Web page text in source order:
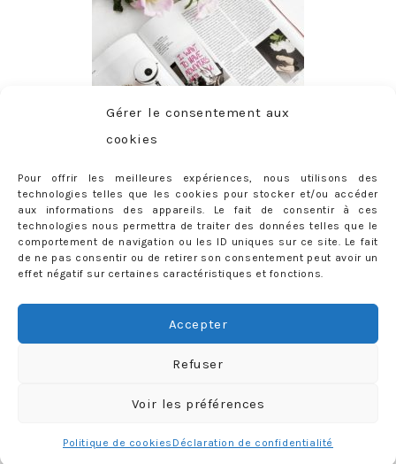
Gérer le consentement aux
cookies
Pour offrir les meilleures expériences, nous utilisons des
technologies telles que les cookies pour stocker et/ou accéder
aux informations des appareils. Le fait de consentir à ces
technologies nous permettra de traiter des données telles que le
comportement de navigation ou les ID uniques sur ce site. Le fait
de ne pas consentir ou de retirer son consentement peut avoir un
effet négatif sur certaines caractéristiques et fonctions.
Accepter
Refuser
Voir les préférences
Politique de cookies Déclaration de confidentialité
ABONNEMENT
Adresse
Rejoignez les 398 autres abonnés
Designed by